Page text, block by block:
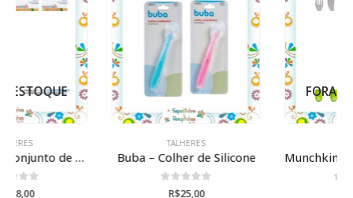
Buba – Colher de Silicone
FORA DE ESTOQUE
Munchkin – Kit talheres infantil Splash